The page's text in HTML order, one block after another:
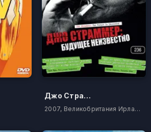
Джо Страммер: Будущее неизвестно
2007, Великобритания Ирландия